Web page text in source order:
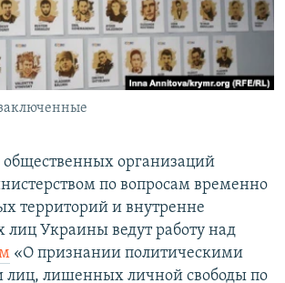
СУДЯТ?
КРЫМА
общественных организаций
по вопросам временно
территорий и внутренне
Украины ведут работу над
«О признании политическими
лишенных личной свободы по